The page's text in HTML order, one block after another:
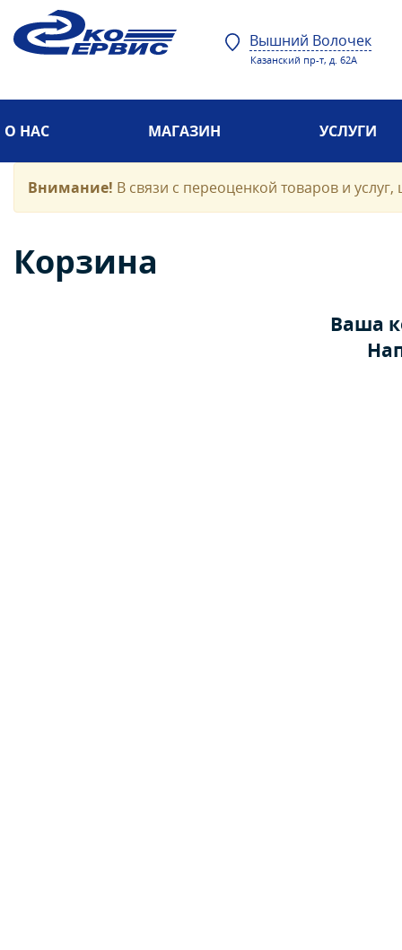
Вышний Волочек
Казанский пр-т, д. 62А
О НАС МАГАЗИН УСЛУГИ
Внимание! В связи с переоценкой товаров и
Корзина
Ваша